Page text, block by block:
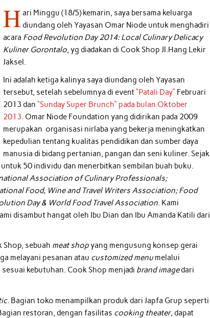
H ari Minggu (18/5) kemarin, saya bersama keluarga
diundang oleh Yayasan Omar Niode untuk menghadiri
acara Food Revolution Day 2014: Local Culinary Delicacy
Kuliner Gorontalo, yg diadakan di Cook Shop Jl.Hang Lekir
Jaksel.
Ini adalah ketiga kalinya saya diundang oleh Yayasan
tersebut, setelah sebelumnya di event“Patali Day” Februari
2013 dan “Sunday Super Brunch” pada bulan Oktober
2013. Omar Niode Foundation yang didirikan pada 2009
merupakan organisasi nirlaba yang bekerja meningkatkan
kepedulian tentang kualitas pendidikan dan sumber daya
manusia di bidang pertanian, pangan dan seni kuliner. Sejak
50 individu dan menerbitkan sembilan buah buku.
Association of Culinary Professionals;
Food, Wine and Travel Writers Association; Food
Day & World Food Travel Association. Kami
disambut hangat oleh Ibu Dian dan Ibu Amanda Katili dari
Shop, sebuah meat shopyang mengusung konsep gerai
melayani pesanan atau customized menumelalui
sesuai kebutuhan. Cook Shop menjadi brand imagedari
. Bagian toko menampilkan produk dari Japfa Grup seperti
restoran, dengan fasilitas cooking theater, dapat